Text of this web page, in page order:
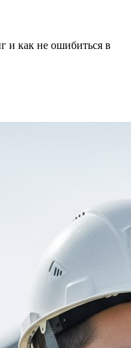
и как не ошибиться в